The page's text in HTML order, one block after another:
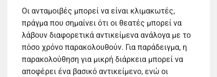
Οι ανταμοιβές μπορεί να είναι κλιμακωτές,
πράγμα που σημαίνει ότι οι θεατές μπορεί να
λάβουν διαφορετικά αντικείμενα ανάλογα με το
πόσο χρόνο παρακολουθούν. Για παράδειγμα, η
παρακολούθηση για μικρή διάρκεια μπορεί να
αποφέρει ένα βασικό αντικείμενο, ενώ οι